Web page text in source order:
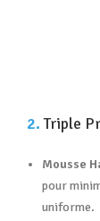
2.Triple
Mousse
pour
uniforme.